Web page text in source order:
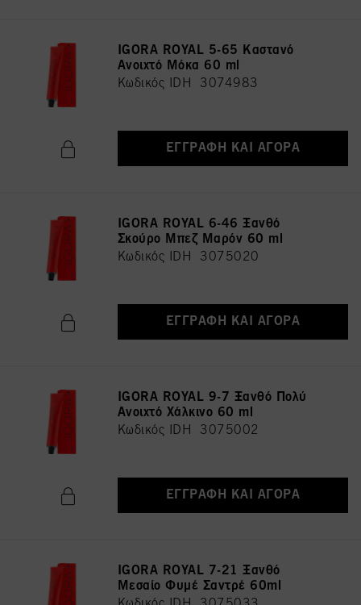
IGORA ROYAL 5-65 Καστανό
Ανοιχτό Μόκα 60 ml
Κωδικός IDH 3074983
ΕΓΓΡΑΦΉ ΚΑΙ ΑΓΟΡΆ
IGORA ROYAL 6-46 Ξανθό
Σκούρο Μπεζ Μαρόν 60 ml
Κωδικός IDH 3075020
ΕΓΓΡΑΦΉ ΚΑΙ ΑΓΟΡΆ
IGORA ROYAL 9-7 Ξανθό Πολύ
Ανοιχτό Χάλκινο 60 ml
Κωδικός IDH 3075002
ΕΓΓΡΑΦΉ ΚΑΙ ΑΓΟΡΆ
IGORA ROYAL 7-21 Ξανθό
Μεσαίο Φυμέ Σαντρέ 60ml